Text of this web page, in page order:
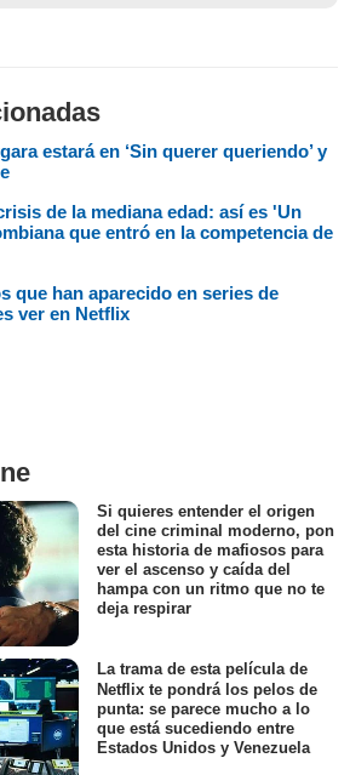
estará en ‘Sin querer queriendo’ y
de la mediana edad: así es 'Un
que entró en la competencia de
que han aparecido en series de
ver en Netflix
Si quieres entender el origen
del cine criminal moderno, pon
esta historia de mafiosos para
ver el ascenso y caída del
hampa con un ritmo que no te
deja respirar
La trama de esta película de
Netflix te pondrá los pelos de
punta: se parece mucho a lo
que está sucediendo entre
Estados Unidos y Venezuela